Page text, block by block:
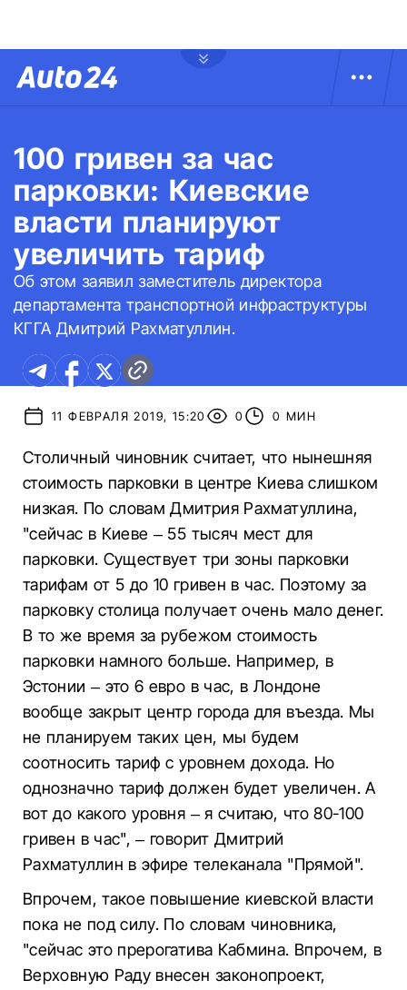
100 гривен за час
парковки: Киевские
власти планируют
увеличить тариф
Об этом заявил заместитель директора
департамента транспортной инфраструктуры
КГГА Дмитрий Рахматуллин.
11 ФЕВРАЛЯ 2019, 15:20 0 0 МИН
Столичный чиновник считает, что нынешняя
стоимость парковки в центре Киева слишком
низкая. По словам Дмитрия Рахматуллина,
"сейчас в Киеве – 55 тысяч мест для
парковки. Существует три зоны парковки
тарифам от 5 до 10 гривен в час. Поэтому за
парковку столица получает очень мало денег.
В то же время за рубежом стоимость
парковки намного больше. Например, в
Эстонии – это 6 евро в час, в Лондоне
вообще закрыт центр города для въезда. Мы
не планируем таких цен, мы будем
соотносить тариф с уровнем дохода. Но
однозначно тариф должен будет увеличен. А
вот до какого уровня – я считаю, что 80-100
гривен в час", – говорит Дмитрий
Рахматуллин в эфире телеканала "Прямой".
Впрочем, такое повышение киевской власти
пока не под силу. По словам чиновника,
"сейчас это прерогатива Кабмина. Впрочем, в
Верховную Раду внесен законопроект,